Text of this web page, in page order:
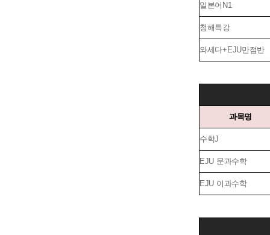
일본어N1
청해특강
와세다+EJU만점반
과목명
수학J
EJU 문과수학
EJU 이과수학